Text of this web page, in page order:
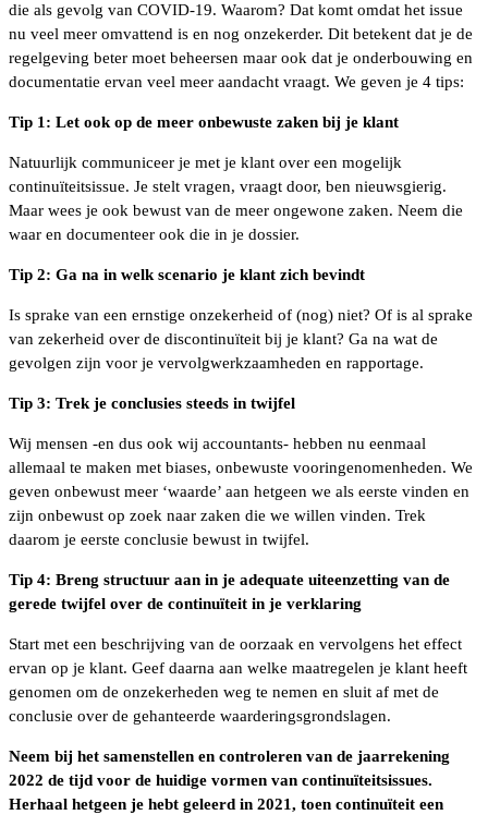
die als gevolg van COVID-19. Waarom? Dat komt omdat het issue
nu veel meer omvattend is en nog onzekerder. Dit betekent dat je de
regelgeving beter moet beheersen maar ook dat je onderbouwing en
documentatie ervan veel meer aandacht vraagt. We geven je 4 tips:
Tip 1: Let ook op de meer onbewuste zaken bij je klant
Natuurlijk communiceer je met je klant over een mogelijk
continuïteitsissue. Je stelt vragen, vraagt door, ben nieuwsgierig.
Maar wees je ook bewust van de meer ongewone zaken. Neem die
waar en documenteer ook die in je dossier.
Tip 2: Ga na in welk scenario je klant zich bevindt
Is sprake van een ernstige onzekerheid of (nog) niet? Of is al sprake
van zekerheid over de discontinuïteit bij je klant? Ga na wat de
gevolgen zijn voor je vervolgwerkzaamheden en rapportage.
Tip 3: Trek je conclusies steeds in twijfel
Wij mensen -en dus ook wij accountants- hebben nu eenmaal
allemaal te maken met biases, onbewuste vooringenomenheden. We
geven onbewust meer ‘waarde’ aan hetgeen we als eerste vinden en
zijn onbewust op zoek naar zaken die we willen vinden. Trek
daarom je eerste conclusie bewust in twijfel.
Tip 4: Breng structuur aan in je adequate uiteenzetting van de
gerede twijfel over de continuïteit in je verklaring
Start met een beschrijving van de oorzaak en vervolgens het effect
ervan op je klant. Geef daarna aan welke maatregelen je klant heeft
genomen om de onzekerheden weg te nemen en sluit af met de
conclusie over de gehanteerde waarderingsgrondslagen.
Neem bij het samenstellen en controleren van de jaarrekening
2022 de tijd voor de huidige vormen van continuïteitsissues.
Herhaal hetgeen je hebt geleerd in 2021, toen continuïteit een